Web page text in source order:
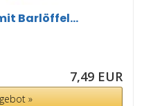
Barlöffel...
7,49 EUR
»